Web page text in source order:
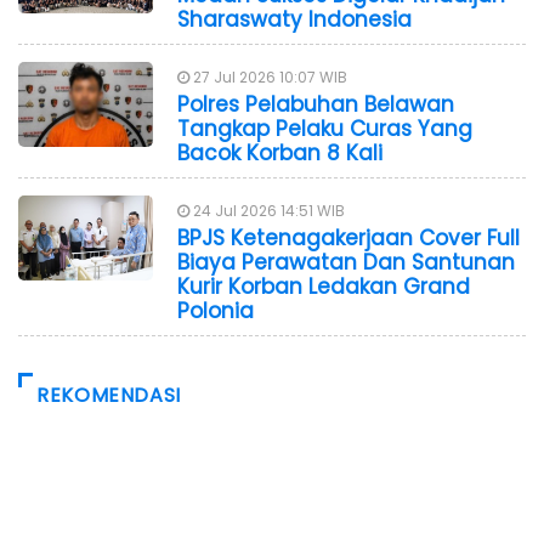
Sharaswaty Indonesia
27 Jul 2026 10:07 WIB
Polres Pelabuhan Belawan
Tangkap Pelaku Curas Yang
Bacok Korban 8 Kali
24 Jul 2026 14:51 WIB
BPJS Ketenagakerjaan Cover Full
Biaya Perawatan Dan Santunan
Kurir Korban Ledakan Grand
Polonia
REKOMENDASI